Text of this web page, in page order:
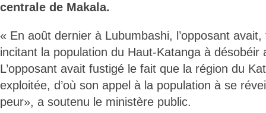
centrale de Makala.
« En août dernier à Lubumbashi, l’opposant
incitant la population du Haut-Katanga à désobéir
L’opposant avait fustigé le fait que la région du
exploitée, d’où son appel à la population à se
peur», a soutenu le ministère public.